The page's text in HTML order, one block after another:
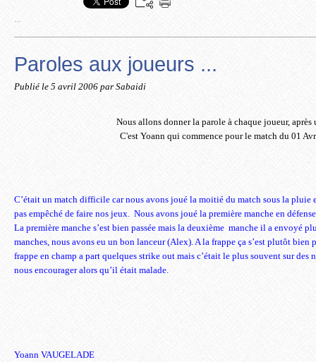
…
Paroles aux joueurs ...
Publié le 5 avril 2006 par Sabaidi
Nous allons donner la parole à chaque joueur, après
C'est Yoann qui commence pour le match du 01
C’était un match difficile car nous avons joué la moitié du match sous la pluie
pas empêché de faire nos jeux. Nous avons joué la première manche en
La première manche s’est bien passée mais la deuxième manche il a envoyé
manches, nous avons eu un bon lanceur (Alex). A la frappe ça s’est plutôt bien
frappe en champ a part quelques strike out mais c’était le plus souvent sur
nous encourager alors qu’il était malade.
Yoann VAUGELADE